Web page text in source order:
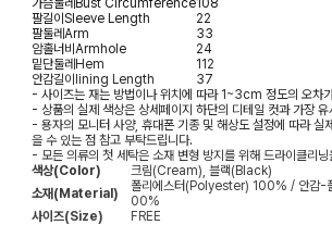
팔길이Sleeve Length
22
팔둘레Arm
33
암홀너비Armhole
24
밑단둘레Hem
112
안감길이lining Length
37
- 사이즈는 재는 방법이나 위치에 따라 1~3cm 정도의 오차
- 상품의 실제 색상은 상세페이지 하단의 디테일 컷과 가장 유
- 용자의 모니터 사양, 휴대폰 기종 및 해상도 설정에 따라 실
을 수 있는 점 참고 부탁드립니다.
- 모든 의류의 첫 세탁은 소재 변형 방지를 위해 드라이클리닝
색상(Color)
크림(Cream), 블랙(Black)
소재(Material)
폴리에스터(Polyester) 100% / 안감-
00%
사이즈(Size)
FREE